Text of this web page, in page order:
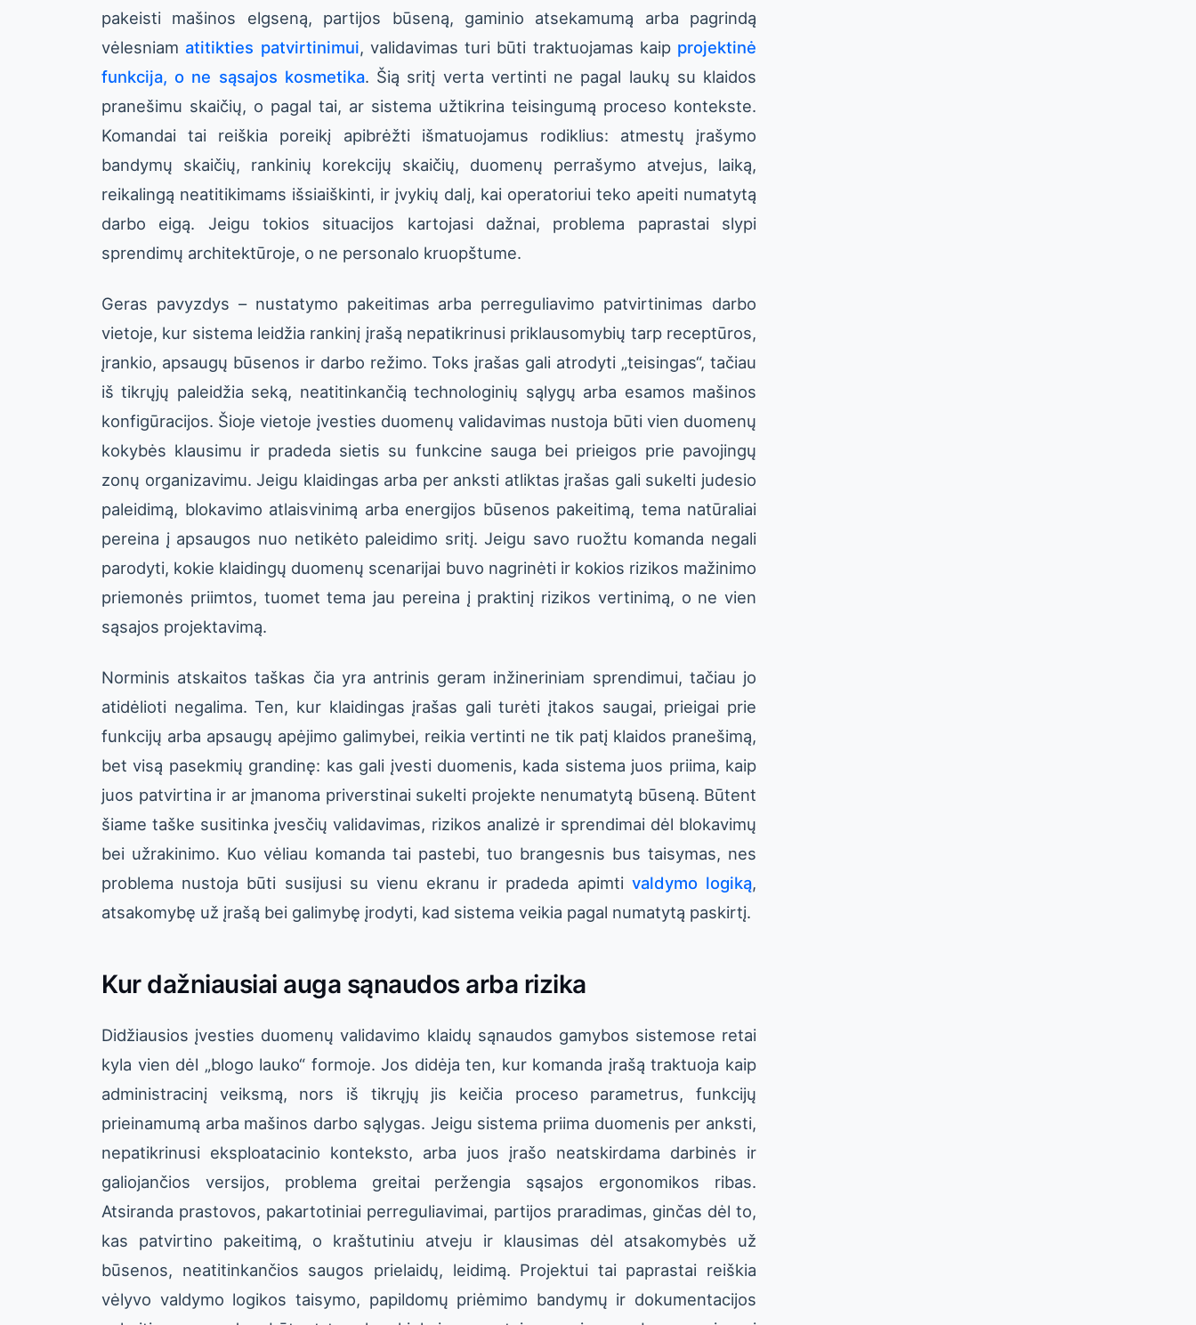
pakeisti mašinos elgseną, partijos būseną, gaminio atsekamumą arba pagrindą
vėlesniamatitikties patvirtinimui, validavimas turi būti traktuojamas kaip projektinė
funkcija, o ne sąsajos kosmetika. Šią sritį verta vertinti ne pagal laukų su klaidos
pranešimu skaičių, o pagal tai, ar sistema užtikrina teisingumą proceso kontekste.
Komandai tai reiškia poreikį apibrėžti išmatuojamus rodiklius: atmestų įrašymo
bandymų skaičių, rankinių korekcijų skaičių, duomenų perrašymo atvejus, laiką,
reikalingą neatitikimams išsiaiškinti, ir įvykių dalį, kai operatoriui teko apeiti numatytą
darbo eigą. Jeigu tokios situacijos kartojasi dažnai, problema paprastai slypi
sprendimų architektūroje, o ne personalo kruopštume.
Geras pavyzdys – nustatymo pakeitimas arba perreguliavimo patvirtinimas darbo
vietoje, kur sistema leidžia rankinį įrašą nepatikrinusi priklausomybių tarp receptūros,
įrankio, apsaugų būsenos ir darbo režimo. Toks įrašas gali atrodyti „teisingas“, tačiau
iš tikrųjų paleidžia seką, neatitinkančią technologinių sąlygų arba esamos mašinos
konfigūracijos. Šioje vietoje įvesties duomenų validavimas nustoja būti vien duomenų
kokybės klausimu ir pradeda sietis su funkcine sauga bei prieigos prie pavojingų
zonų organizavimu. Jeigu klaidingas arba per anksti atliktas įrašas gali sukelti judesio
paleidimą, blokavimo atlaisvinimą arba energijos būsenos pakeitimą, tema natūraliai
pereina į apsaugos nuo netikėto paleidimo sritį. Jeigu savo ruožtu komanda negali
parodyti, kokie klaidingų duomenų scenarijai buvo nagrinėti ir kokios rizikos mažinimo
priemonės priimtos, tuomet tema jau pereina į praktinį rizikos vertinimą, o ne vien
sąsajos projektavimą.
Norminis atskaitos taškas čia yra antrinis geram inžineriniam sprendimui, tačiau jo
atidėlioti negalima. Ten, kur klaidingas įrašas gali turėti įtakos saugai, prieigai prie
funkcijų arba apsaugų apėjimo galimybei, reikia vertinti ne tik patį klaidos pranešimą,
bet visą pasekmių grandinę: kas gali įvesti duomenis, kada sistema juos priima, kaip
juos patvirtina ir ar įmanoma priverstinai sukelti projekte nenumatytą būseną. Būtent
šiame taške susitinka įvesčių validavimas, rizikos analizė ir sprendimai dėl blokavimų
bei užrakinimo. Kuo vėliau komanda tai pastebi, tuo brangesnis bus taisymas, nes
problema nustoja būti susijusi su vienu ekranu ir pradeda apimti valdymo logiką,
atsakomybę už įrašą bei galimybę įrodyti, kad sistema veikia pagal numatytą paskirtį.
Kur dažniausiai auga sąnaudos arba rizika
Didžiausios įvesties duomenų validavimo klaidų sąnaudos gamybos sistemose retai
kyla vien dėl „blogo lauko“ formoje. Jos didėja ten, kur komanda įrašą traktuoja kaip
administracinį veiksmą, nors iš tikrųjų jis keičia proceso parametrus, funkcijų
prieinamumą arba mašinos darbo sąlygas. Jeigu sistema priima duomenis per anksti,
nepatikrinusi eksploatacinio konteksto, arba juos įrašo neatskirdama darbinės ir
galiojančios versijos, problema greitai peržengia sąsajos ergonomikos ribas.
Atsiranda prastovos, pakartotiniai perreguliavimai, partijos praradimas, ginčas dėl to,
kas patvirtino pakeitimą, o kraštutiniu atveju ir klausimas dėl atsakomybės už
būsenos, neatitinkančios saugos prielaidų, leidimą. Projektui tai paprastai reiškia
vėlyvo valdymo logikos taisymo, papildomų priėmimo bandymų ir dokumentacijos